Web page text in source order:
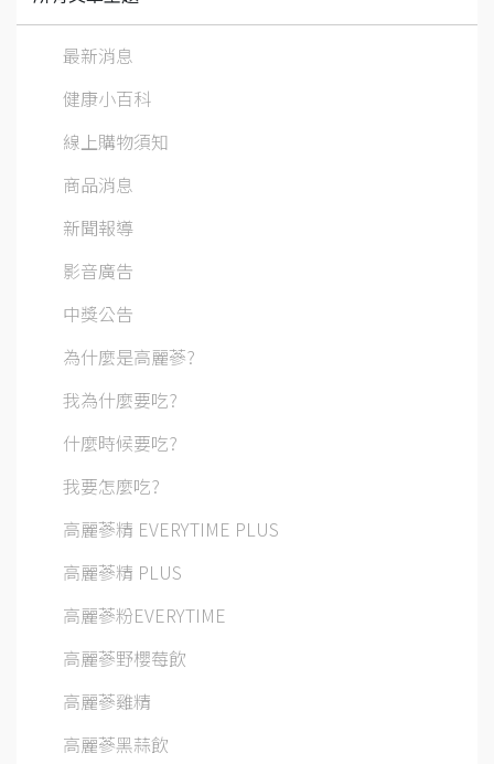
最新消息
健康小百科
線上購物須知
商品消息
新聞報導
影音廣告
中獎公告
為什麼是高麗蔘?
我為什麼要吃?
什麼時候要吃?
我要怎麼吃?
高麗蔘精 EVERYTIME PLUS
高麗蔘精 PLUS
高麗蔘粉EVERYTIME
高麗蔘野櫻莓飲
高麗蔘雞精
高麗蔘黑蒜飲